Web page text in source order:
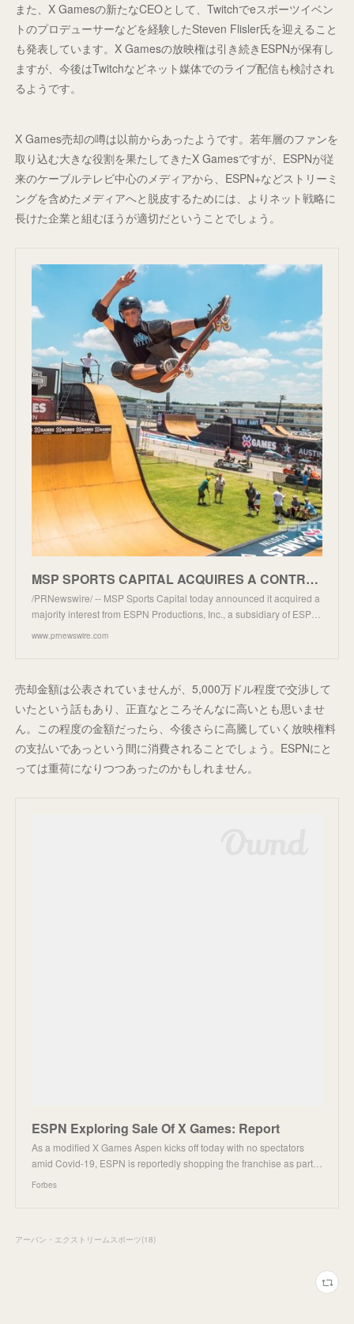
また、X Gamesの新たなCEOとして、Twitchでeスポーツイベン
トのプロデューサーなどを経験したSteven Flisler氏を迎えること
も発表しています。X Gamesの放映権は引き続きESPNが保有し
ますが、今後はTwitchなどネット媒体でのライブ配信も検討され
るようです。
X Games売却の噂は以前からあったようです。若年層のファンを
取り込む大きな役割を果たしてきたX Gamesですが、ESPNが従
来のケーブルテレビ中心のメディアから、ESPN+などストリーミ
ングを含めたメディアへと脱皮するためには、よりネット戦略に
長けた企業と組むほうが適切だということでしょう。
MSP SPORTS CAPITAL ACQUIRES A CONTROLLING INTEREST IN X GAMES - SIGNALING A NEW ERA FOR ACTION SPORT
/PRNewswire/ -- MSP Sports Capital today announced it acquired a
majority interest from ESPN Productions, Inc., a subsidiary of ESP…
www.prnewswire.com
売却金額は公表されていませんが、5,000万ドル程度で交渉して
いたという話もあり、正直なところそんなに高いとも思いませ
ん。この程度の金額だったら、今後さらに高騰していく放映権料
の支払いであっという間に消費されることでしょう。ESPNにと
っては重荷になりつつあったのかもしれません。
ESPN Exploring Sale Of X Games: Report
As a modified X Games Aspen kicks off today with no spectators
amid Covid-19, ESPN is reportedly shopping the franchise as part…
Forbes
アーバン・エクストリームスポーツ(18)